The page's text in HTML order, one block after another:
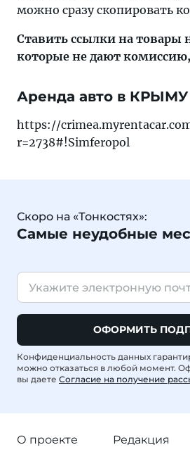
можно сразу скопировать
Ставить ссылки на товары
которые не дают
Аренда авто в КРЫМУ
https://
r=2738#!Simferopol
Скоро на «Тонкостях»:
Самые неудобные
ОФОРМИТЬ
Конфиденциальность данных
можно отказаться в любой момент.
вы даете Согласие на получение
О проекте Редакция